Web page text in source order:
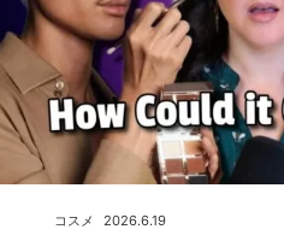
2026.6.19
コスメ